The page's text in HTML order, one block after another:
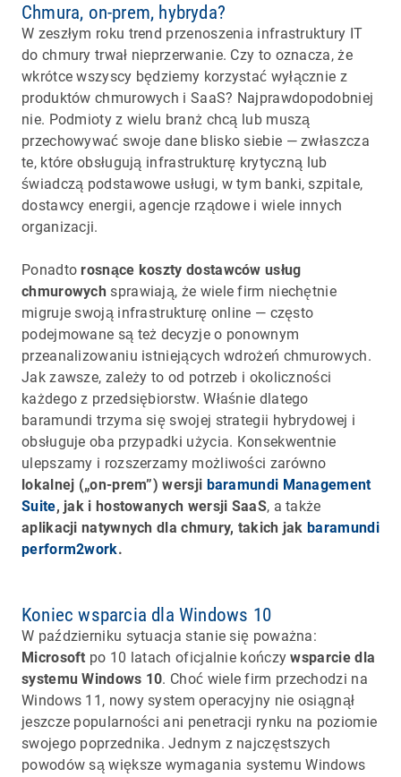
Chmura, on-prem, hybryda?
W zeszłym roku trend przenoszenia infrastruktury IT
do chmury trwał nieprzerwanie. Czy to oznacza, że
wkrótce wszyscy będziemy korzystać wyłącznie z
produktów chmurowych i SaaS? Najprawdopodobniej
nie. Podmioty z wielu branż chcą lub muszą
przechowywać swoje dane blisko siebie — zwłaszcza
te, które obsługują infrastrukturę krytyczną lub
świadczą podstawowe usługi, w tym banki, szpitale,
dostawcy energii, agencje rządowe i wiele innych
organizacji.
Ponadto rosnące koszty dostawców usług
chmurowych sprawiają, że wiele firm niechętnie
migruje swoją infrastrukturę online — często
podejmowane są też decyzje o ponownym
przeanalizowaniu istniejących wdrożeń chmurowych.
Jak zawsze, zależy to od potrzeb i okoliczności
każdego z przedsiębiorstw. Właśnie dlatego
baramundi trzyma się swojej strategii hybrydowej i
obsługuje oba przypadki użycia. Konsekwentnie
ulepszamy i rozszerzamy możliwości zarówno
lokalnej („on-prem”) wersji baramundi Management
Suite, jak i hostowanych wersji SaaS, a także
aplikacji natywnych dla chmury, takich jakbaramundi
perform2work.
Koniec wsparcia dla Windows 10
W październiku sytuacja stanie się poważna:
Microsoft po 10 latach oficjalnie kończywsparcie dla
systemu Windows 10. Choć wiele firm przechodzi na
Windows 11, nowy system operacyjny nie osiągnął
jeszcze popularności ani penetracji rynku na poziomie
swojego poprzednika. Jednym z najczęstszych
powodów są większe wymagania systemu Windows